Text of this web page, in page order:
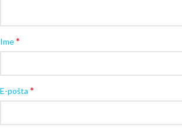
Ime*
E-pošta *